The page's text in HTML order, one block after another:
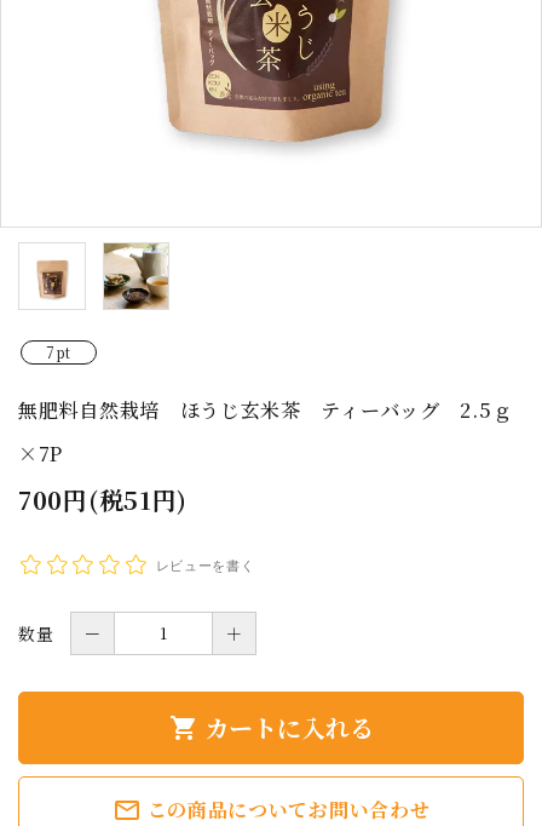
7pt
無肥料自然栽培 ほうじ玄米茶 ティーバッグ 2.5ｇ
×7P
700円(税51円)
レビューを書く
数量 － ＋
shopping_cart カートに入れる
mail_outline この商品についてお問い合わせ